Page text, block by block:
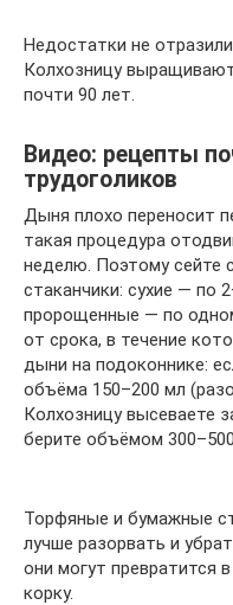
Недостатки не
Колхозницу
почти 90 лет.
Видео: рецепты
трудоголиков
Дыня плохо переносит
такая процедура
неделю. Поэтому сейте
стаканчики: сухие — по
пророщенные — по
от срока, в течение
дыни на подоконнике:
объёма 150–200 мл
Колхозницу высеваете
берите объёмом
Торфяные и бумажные
лучше разорвать и
они могут превратится
корку.